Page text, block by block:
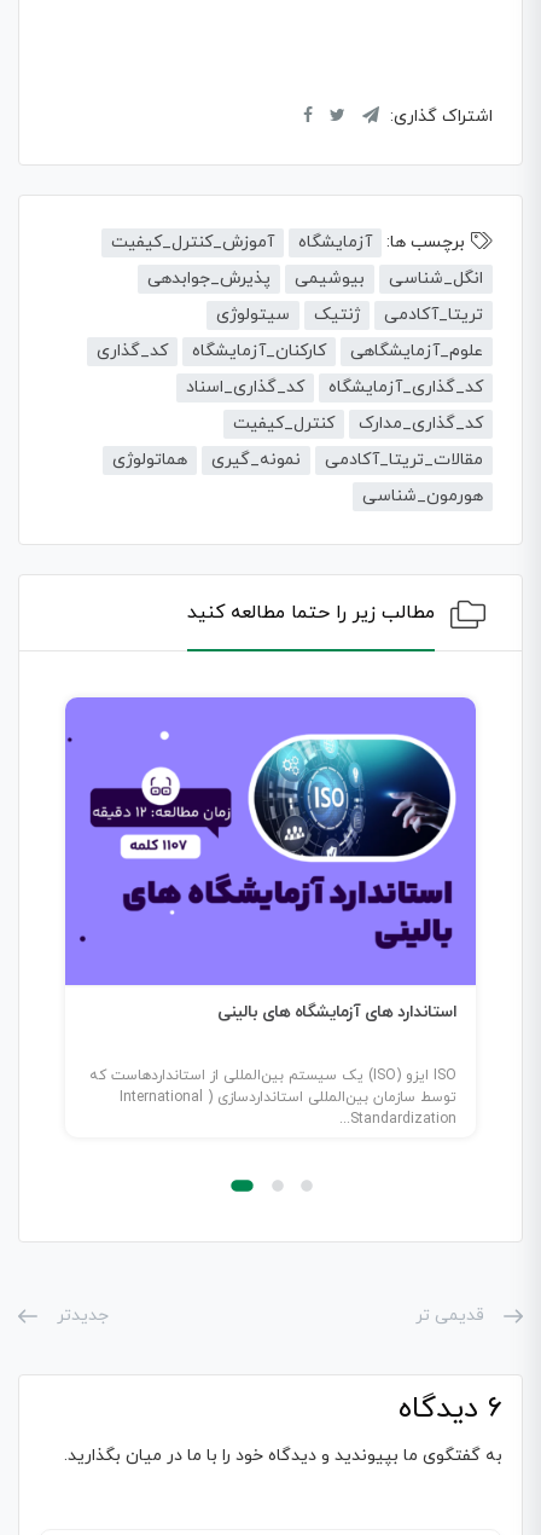
اشتراک گذاری:
برچسب ها: آزمایشگاه
آموزش_کنترل_کیفیت
انگل_شناسی
بیوشیمی
پذیرش_جوابدهی
تریتا_آکادمی
ژنتیک
سیتولوژی
علوم_آزمایشگاهی
کارکنان_آزمایشگاه
کد_گذاری
کد_گذاری_آزمایشگاه
کد_گذاری_اسناد
کد_گذاری_مدارک
کنترل_کیفیت
مقالات_تریتا_آکادمی
نمونه_گیری
هماتولوژی
هورمون_شناسی
مطالب زیر را حتما مطالعه کنید
استاندارد های آزمایشگاه های بالینی
ISO ایزو (ISO) یک سیستم بین‌المللی از استانداردهاست که
توسط سازمان بین‌المللی استانداردسازی ( International
Standardization...
قدیمی تر جدیدتر
6 دیدگاه
به گفتگوی ما بپیوندید و دیدگاه خود را با ما در میان بگذارید.